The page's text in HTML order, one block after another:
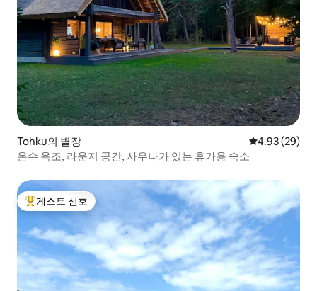
Tohku의 별장 평점 4.93점(5
4.93 (29)
온수 욕조, 라운지 공간, 사우나가 있는 휴가용 숙소
상위 게스트 선호
게스트 선호